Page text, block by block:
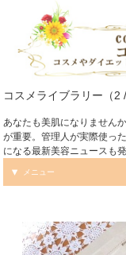
コスメライブラリー（2
あなたも美肌になりません
が重要。管理人が実際使っ
になる最新美容ニュースも
メニュー